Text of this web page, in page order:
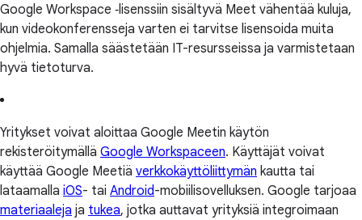
Google Workspace ‑lisenssiin sisältyvä Meet vähentää kuluja,
kun videokonferensseja varten ei tarvitse lisensoida muita
ohjelmia. Samalla säästetään IT-resursseissa ja varmistetaan
hyvä tietoturva.
Yritykset voivat aloittaa Google Meetin käytön
rekisteröitymällä Google Workspaceen. Käyttäjät voivat
käyttää Google Meetiä verkkokäyttöliittymän kautta tai
lataamalla iOS- tai Android-mobiilisovelluksen. Google tarjoaa
materiaaleja ja tukea, jotka auttavat yrityksiä integroimaan